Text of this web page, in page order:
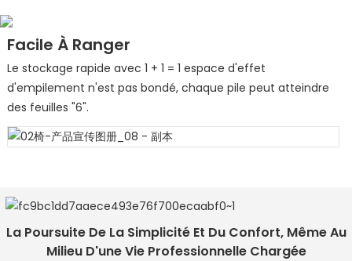
Facile À Ranger
Le stockage rapide avec 1 + 1 = 1 espace d'effet
d'empilement n'est pas bondé, chaque pile peut atteindre
des feuilles "6".
La Poursuite De La Simplicité Et Du Confort, Même Au
Milieu D'une Vie Professionnelle Chargée